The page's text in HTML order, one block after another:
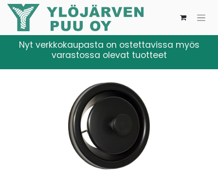
Nyt verkkokaupasta on ostettavissa myös
varastossa olevat tuotteet